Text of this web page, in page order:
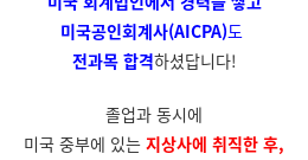
미국공인회계사(AICPA)도
전과목 합격하셨답니다!
졸업과 동시에
미국 중부에 있는 지상사에 취직한 후,